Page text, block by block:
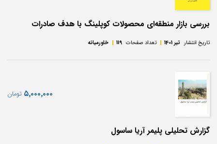
بررسی بازار منطقه‌ای محصولات کوپلینگ با هدف صادرات
تاریخ انتشار تیر 1401 تعداد صفحات 119 خاورمیانه
گزارش تحلیلی پلیمر آریا ساسول
‎۵٬۰۰۰٬۰۰۰ تومان